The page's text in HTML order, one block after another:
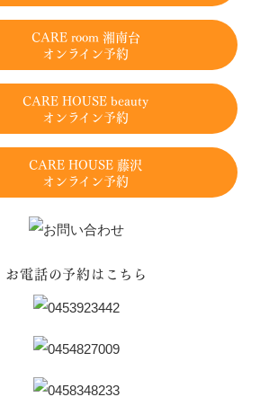
CARE room 湘南台
オンライン予約
CARE HOUSE beauty
オンライン予約
CARE HOUSE 藤沢
オンライン予約
お電話の予約はこちら